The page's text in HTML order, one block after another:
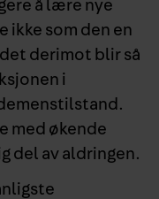
å lære nye
ikke som den en
det derimot blir så
i
med økende
del av aldringen.